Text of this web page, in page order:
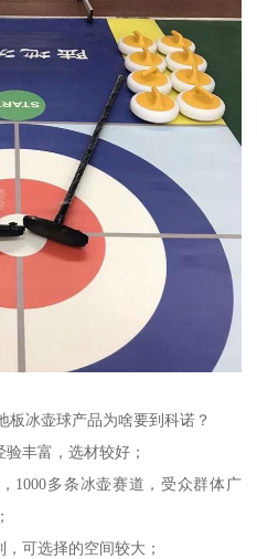
板冰壶球产品为啥要到科诺？
丰富，选材较好；
1000多条冰壶赛道，受众群体广
可选择的空间较大；